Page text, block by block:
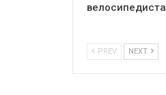
велосипедиста
PREV NEXT